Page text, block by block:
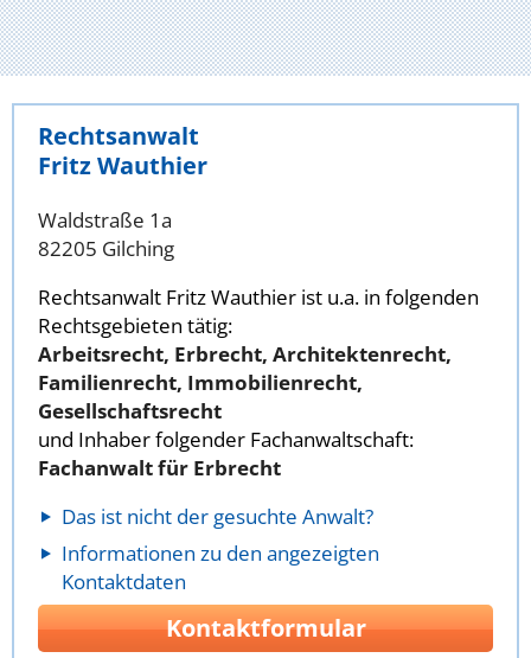
Rechtsanwalt
Fritz Wauthier
Waldstraße 1a
82205 Gilching
Rechtsanwalt Fritz Wauthier ist u.a. in folgenden
Rechtsgebieten tätig:
Arbeitsrecht, Erbrecht, Architektenrecht,
Familienrecht, Immobilienrecht,
Gesellschaftsrecht
und Inhaber folgender Fachanwaltschaft:
Fachanwalt für Erbrecht
Das ist nicht der gesuchte Anwalt?
Informationen zu den angezeigten
Kontaktdaten
Kontaktformular